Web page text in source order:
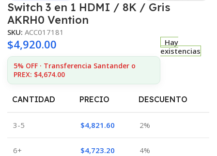
Switch 3 en 1 HDMI / 8K / Gris
AKRH0 Vention
SKU: ACC017181
$4,920.00
5% OFF · Transferencia Santander o
PREX: $4,674.00
Hay
existencias
CANTIDAD PRECIO DESCUENTO
3-5 $4,821.60 2%
6+ $4,723.20
4%